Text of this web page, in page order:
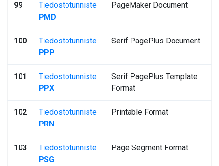
99
Tiedostotunniste
PMD
PageMaker Document
100
Tiedostotunniste
PPP
Serif PagePlus Document
101
Tiedostotunniste
PPX
Serif PagePlus Template
Format
102
Tiedostotunniste
PRN
Printable Format
103
Tiedostotunniste
PSG
Page Segment Format